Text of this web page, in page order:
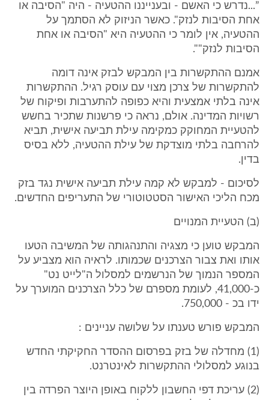
”...נדרש כי האשם - ובענייננו ההטעיה - היה "הסיבה או
אחת הסיבות לנזק". כאשר הניזוק לא הסתמך על
ההטעיה, אין לומר כי ההטעיה היא "הסיבה או אחת
הסיבות לנזק"".
אמנם ההתקשרות בין המבקש לבזק אינה דומה
להתקשרות של צרכן מצוי עם עוסק רגיל. ההתקשרות
אינה בלתי אמצעית והיא כפופה להתערבות ופיקוח של
רשויות המדינה. אולם, נראה כי פרשנות שתכיר בחשש
להטעיית המחוקק כמקימה עילת תביעה אישית, תביא
להרחבה בלתי מוצדקת של עילת ההטעיה, ללא בסיס
בדין.
לסיכום - למבקש לא קמה עילת תביעה אישית נגד בזק
מכח הליכי האישור הסטטוטורי של התעריפים החדשים.
(ב) הטעיית המנויים
המבקש טוען כי מצגיה והתנהגותה של המשיבה הטעו
אותו ואת צבור הצרכנים שכמותו. לראיה הוא מצביע על
המספר הנמוך של הנרשמים למסלול ה"לייט נט"
כ-41,000, לעומת מספרם של כלל הצרכנים המוערך על
ידו בכ - 750,000.
המבקש פורש טענתו על שלושה עניינים :
(1) מחדלה של בזק בפרסום ההסדר החקיקתי החדש
בנוגע למסלולי ההתקשרות לאינטרנט.
(2) עריכת דפי החשבון ללקוח באופן היוצר הפרדה בין